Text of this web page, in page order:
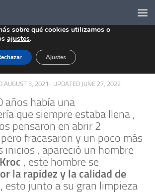
AUGUST 3, 2021 · UPDATED JUNE 27, 2022
años había una
que siempre estaba llena ,
pensaron en abrir 2
fracasaron y un poco más
inicios , apareció un hombre
, este hombre se
la rapidez y la calidad de
, esto junto a su gran limpieza
para ofrecerte la mejor
web.
sobre qué cookies utilizamos o
ajustes.
Ajustes